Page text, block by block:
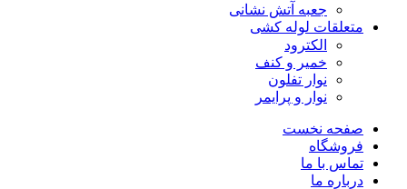
جعبه آتش نشانی
متعلقات لوله کشی
الکترود
خمیر و کنف
نوار تفلون
نوار و پرایمر
صفحه نخست
فروشگاه
تماس با ما
درباره ما